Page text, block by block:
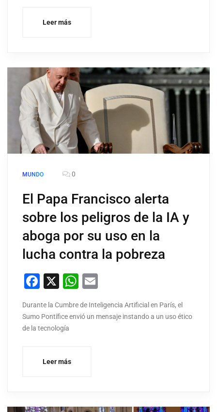
Leer más
MUNDO 0
El Papa Francisco alerta
sobre los peligros de la IA y
aboga por su uso en la
lucha contra la pobreza
Facebook
X WhatsApp
Durante la Cumbre de Inteligencia Artificial en París, el
Sumo Pontífice envió un mensaje instando a un uso ético
de la tecnología
Leer más